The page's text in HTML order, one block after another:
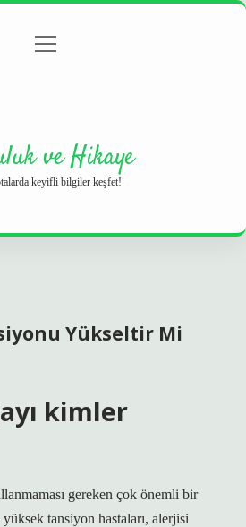
Politikası
menüyü
ve Hikaye
keyifli bilgiler keşfet!
Yükseltir Mi
kimler
gereken çok önemli bir
tansiyon hastaları, alerjisi